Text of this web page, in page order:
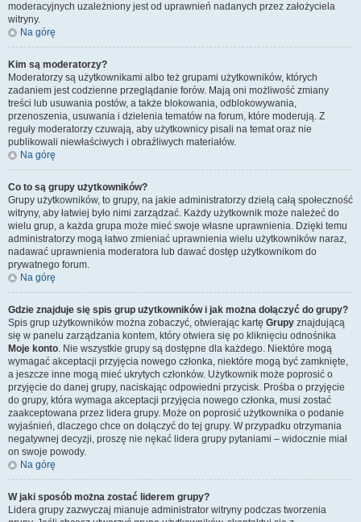
moderacyjnych uzależniony jest od uprawnień nadanych przez założyciela
witryny.
Na górę
Kim są moderatorzy?
Moderatorzy są użytkownikami albo też grupami użytkowników, których
zadaniem jest codzienne przeglądanie forów. Mają oni możliwość zmiany
treści lub usuwania postów, a także blokowania, odblokowywania,
przenoszenia, usuwania i dzielenia tematów na forum, które moderują. Z
reguły moderatorzy czuwają, aby użytkownicy pisali na temat oraz nie
publikowali niewłaściwych i obraźliwych materiałów.
Na górę
Co to są grupy użytkowników?
Grupy użytkowników, to grupy, na jakie administratorzy dzielą całą społeczność
witryny, aby łatwiej było nimi zarządzać. Każdy użytkownik może należeć do
wielu grup, a każda grupa może mieć swoje własne uprawnienia. Dzięki temu
administratorzy mogą łatwo zmieniać uprawnienia wielu użytkowników naraz,
nadawać uprawnienia moderatora lub dawać dostęp użytkownikom do
prywatnego forum.
Na górę
Gdzie znajduje się spis grup użytkowników i jak można dołączyć do grupy?
Spis grup użytkowników można zobaczyć, otwierając kartę Grupy znajdującą
się w panelu zarządzania kontem, który otwiera się po kliknięciu odnośnika
Moje konto. Nie wszystkie grupy są dostępne dla każdego. Niektóre mogą
wymagać akceptacji przyjęcia nowego członka, niektóre mogą być zamknięte,
a jeszcze inne mogą mieć ukrytych członków. Użytkownik może poprosić o
przyjęcie do danej grupy, naciskając odpowiedni przycisk. Prośba o przyjęcie
do grupy, która wymaga akceptacji przyjęcia nowego członka, musi zostać
zaakceptowana przez lidera grupy. Może on poprosić użytkownika o podanie
wyjaśnień, dlaczego chce on dołączyć do tej grupy. W przypadku otrzymania
negatywnej decyzji, proszę nie nękać lidera grupy pytaniami – widocznie miał
on swoje powody.
Na górę
W jaki sposób można zostać liderem grupy?
Lidera grupy zazwyczaj mianuje administrator witryny podczas tworzenia